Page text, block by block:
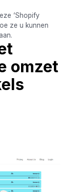
‘Shopify
ze u kunnen
omzet